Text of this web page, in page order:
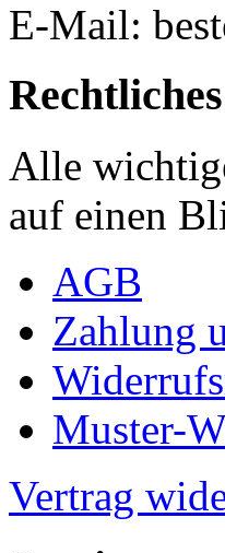
E-Mail:
Rechtliches
Alle
auf einen
AGB
Zahlung
Muster-
Vertrag